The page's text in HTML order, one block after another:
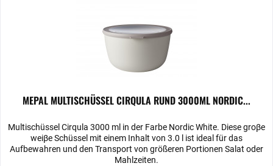
MEPAL MULTISCHÜSSEL CIRQULA RUND 3000ML NORDIC...
Multischüssel Cirqula 3000 ml in der Farbe Nordic White. Diese groβe
weiβe Schüssel mit einem Inhalt von 3.0 l ist ideal für das
Aufbewahren und den Transport von größeren Portionen Salat oder
Mahlzeiten.